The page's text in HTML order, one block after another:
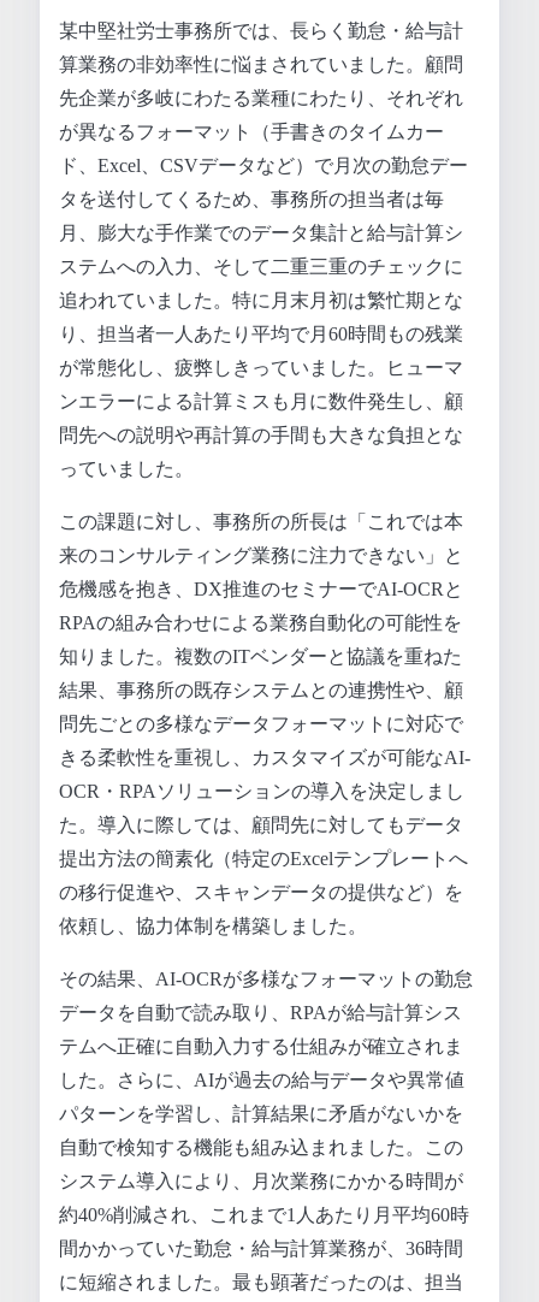
某中堅社労士事務所では、長らく勤怠・給与計
算業務の非効率性に悩まされていました。顧問
先企業が多岐にわたる業種にわたり、それぞれ
が異なるフォーマット（手書きのタイムカー
ド、Excel、CSVデータなど）で月次の勤怠デー
タを送付してくるため、事務所の担当者は毎
月、膨大な手作業でのデータ集計と給与計算シ
ステムへの入力、そして二重三重のチェックに
追われていました。特に月末月初は繁忙期とな
り、担当者一人あたり平均で月60時間もの残業
が常態化し、疲弊しきっていました。ヒューマ
ンエラーによる計算ミスも月に数件発生し、顧
問先への説明や再計算の手間も大きな負担とな
っていました。
この課題に対し、事務所の所長は「これでは本
来のコンサルティング業務に注力できない」と
危機感を抱き、DX推進のセミナーでAI-OCRと
RPAの組み合わせによる業務自動化の可能性を
知りました。複数のITベンダーと協議を重ねた
結果、事務所の既存システムとの連携性や、顧
問先ごとの多様なデータフォーマットに対応で
きる柔軟性を重視し、カスタマイズが可能なAI-
OCR・RPAソリューションの導入を決定しまし
た。導入に際しては、顧問先に対してもデータ
提出方法の簡素化（特定のExcelテンプレートへ
の移行促進や、スキャンデータの提供など）を
依頼し、協力体制を構築しました。
その結果、AI-OCRが多様なフォーマットの勤怠
データを自動で読み取り、RPAが給与計算シス
テムへ正確に自動入力する仕組みが確立されま
した。さらに、AIが過去の給与データや異常値
パターンを学習し、計算結果に矛盾がないかを
自動で検知する機能も組み込まれました。この
システム導入により、月次業務にかかる時間が
約40%削減され、これまで1人あたり月平均60時
間かかっていた勤怠・給与計算業務が、36時間
に短縮されました。最も顕著だったのは、担当